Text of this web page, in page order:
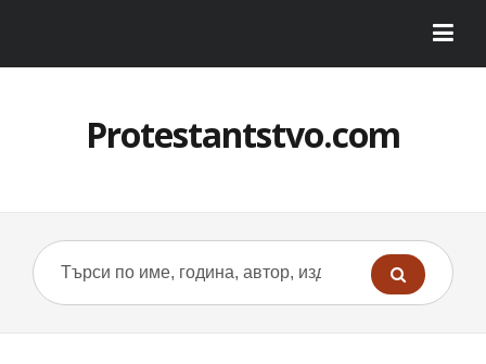
Protestantstvo.com